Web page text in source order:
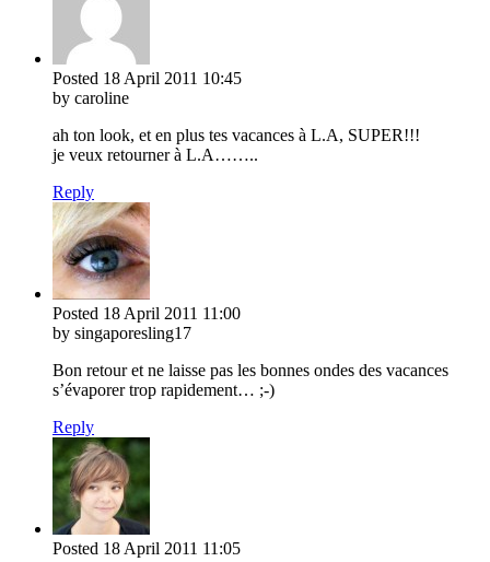
Posted 18 April 2011 10:45
by caroline
ah ton look, et en plus tes vacances à L.A, SUPER!!!
je veux retourner à L.A……..
Reply
Posted 18 April 2011 11:00
by singaporesling17
Bon retour et ne laisse pas les bonnes ondes des vacances
s’évaporer trop rapidement… ;-)
Reply
Posted 18 April 2011 11:05